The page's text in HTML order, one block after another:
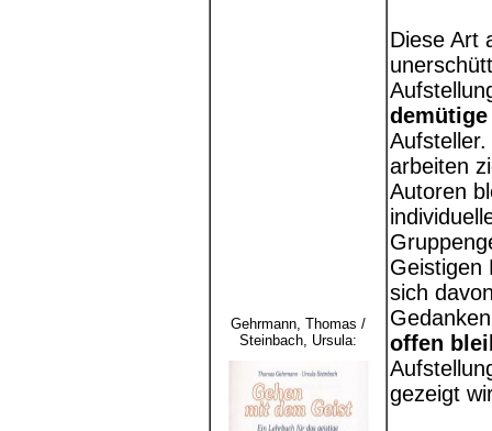
Gehrmann, Thomas /
Steinbach, Ursula:
Diese Art
arbeiten
Autoren
Geistigen
sich
offen
gezeigt